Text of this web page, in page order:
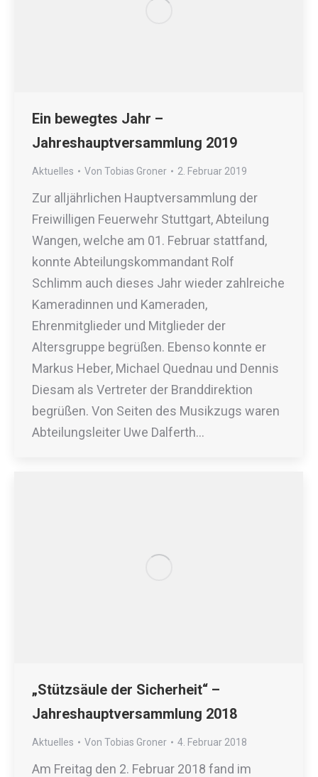
Ein bewegtes Jahr –
Jahreshauptversammlung 2019
Aktuelles Von Tobias Groner 2. Februar 2019
Zur alljährlichen Hauptversammlung der
Freiwilligen Feuerwehr Stuttgart, Abteilung
Wangen, welche am 01. Februar stattfand,
konnte Abteilungskommandant Rolf
Schlimm auch dieses Jahr wieder zahlreiche
Kameradinnen und Kameraden,
Ehrenmitglieder und Mitglieder der
Altersgruppe begrüßen. Ebenso konnte er
Markus Heber, Michael Quednau und Dennis
Diesam als Vertreter der Branddirektion
begrüßen. Von Seiten des Musikzugs waren
Abteilungsleiter Uwe Dalferth…
„Stützsäule der Sicherheit“ –
Jahreshauptversammlung 2018
Aktuelles Von Tobias Groner 4. Februar 2018
Am Freitag den 2. Februar 2018 fand im